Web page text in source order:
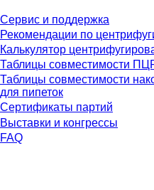
Сервис и поддержка
Рекомендации по
Калькулятор
Таблицы совместимости
Таблицы совместимости
для пипеток
Сертификаты партий
Выставки и конгрессы
FAQ